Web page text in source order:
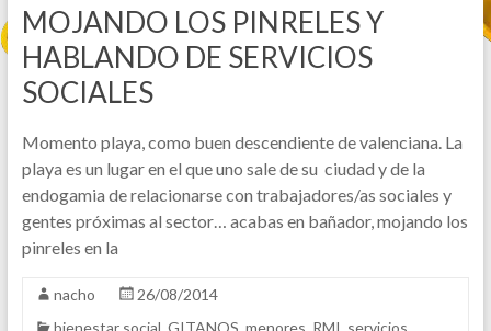
MOJANDO LOS PINRELES Y
HABLANDO DE SERVICIOS
SOCIALES
Momento playa, como buen descendiente de valenciana. La
playa es un lugar en el que uno sale de su ciudad y de la
endogamia de relacionarse con trabajadores/as sociales y
gentes próximas al sector… acabas en bañador, mojando los
pinreles en la
nacho
26/08/2014
bienestar social, GITANOS, menores, RMI, servicios